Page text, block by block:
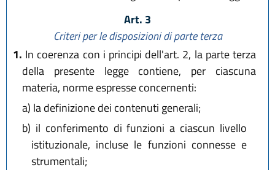
Art. 3
Criteri per le disposizioni di parte terza
1. In coerenza con i principi dell'art. 2, la parte terza
della presente legge contiene, per ciascuna
materia, norme espresse concernenti:
a) la definizione dei contenuti generali;
b) il conferimento di funzioni a ciascun livello
istituzionale, incluse le funzioni connesse e
strumentali;